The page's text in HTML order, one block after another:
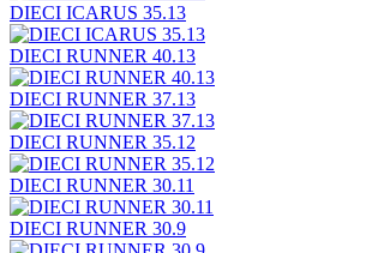
DIECI ICARUS 35.13
DIECI RUNNER 40.13
DIECI RUNNER 37.13
DIECI RUNNER 35.12
DIECI RUNNER 30.11
DIECI RUNNER 30.9